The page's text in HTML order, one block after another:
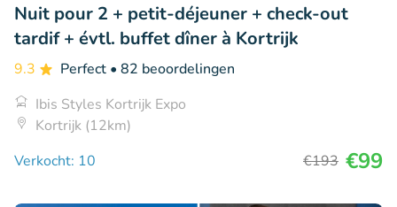
Nuit pour 2 + petit-déjeuner + check-out
tardif + évtl. buffet dîner à Kortrijk
9.3 Perfect • 82 beoordelingen
Ibis Styles Kortrijk Expo
Kortrijk (12km)
Verkocht: 10
€193 €99